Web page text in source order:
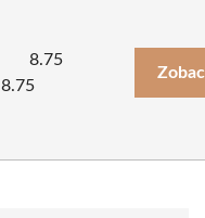
8.75
8.75